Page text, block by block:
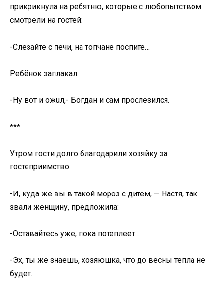
прикрикнула на ребятню, которые с любопытством
смотрели на гостей:
-Слезайте с печи, на топчане поспите…
Ребёнок заплакал.
-Ну вот и ожuл,- Богдан и сам прослезился.
***
Утром гости долго благодарили хозяйку за
гостеприимство.
-И, куда же вы в такой мороз с дитем, — Настя, так
звали женщину, предложила:
-Оставайтесь уже, пока потеплеет…
-Эх, ты же знаешь, хозяюшка, что до весны тепла не
будет.